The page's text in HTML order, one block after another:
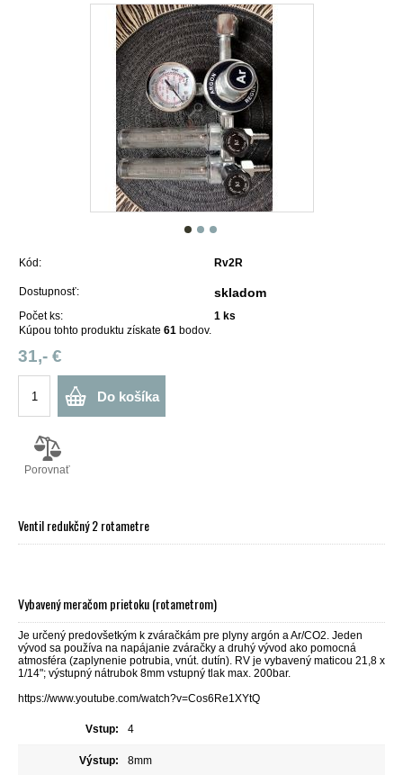
Kód: Rv2R
Dostupnosť: skladom
Počet ks: 1 ks
Kúpou tohto produktu získate 61 bodov.
31,- €
Do košíka
Porovnať
Ventil redukčný 2 rotametre
Vybavený meračom prietoku (rotametrom)
Je určený predovšetkým k zváračkám pre plyny argón a Ar/CO2. Jeden
vývod sa používa na napájanie zváračky a druhý vývod ako pomocná
atmosféra (zaplynenie potrubia, vnút. dutín). RV je vybavený maticou 21,8 x
1/14"; výstupný nátrubok 8mm vstupný tlak max. 200bar.
https://www.youtube.com/watch?v=Cos6Re1XYtQ
Vstup: 4
Výstup: 8mm